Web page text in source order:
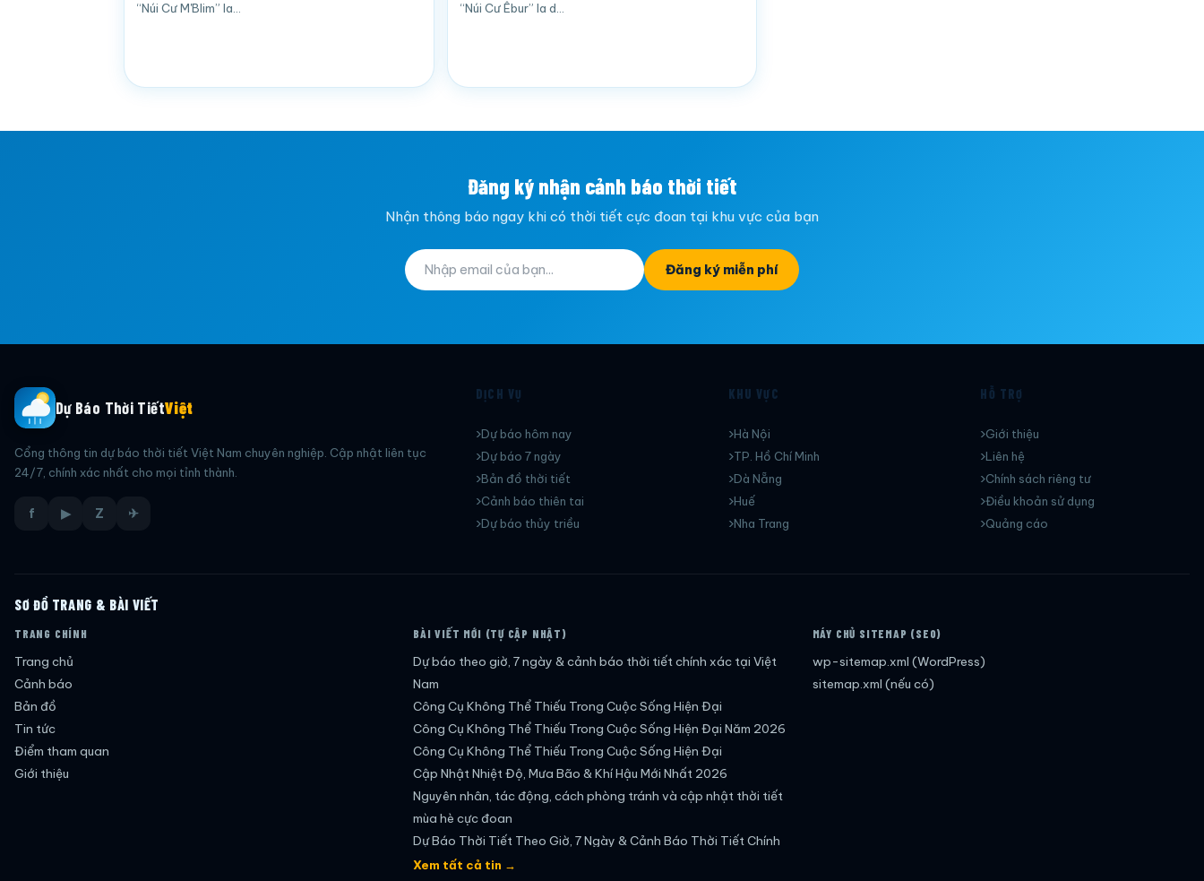
“Núi Cư M'Blim” la… “Núi Cư Êbur” la d…
Đăng ký nhận cảnh báo thời tiết
Nhận thông báo ngay khi có thời tiết cực đoan tại khu vực của bạn
Đăng ký miễn phí
Dự Báo Thời TiếtViệt
Cổng thông tin dự báo thời tiết Việt Nam chuyên nghiệp. Cập nhật liên tục
24/7, chính xác nhất cho mọi tỉnh thành.
f ▶ Z ✈
DỊCH VỤ
Dự báo hôm nay
Dự báo 7 ngày
Bản đồ thời tiết
Cảnh báo thiên tai
Dự báo thủy triều
KHU VỰC
Hà Nội
TP. Hồ Chí Minh
Dà Nẵng
Huế
Nha Trang
HỖ TRỢ
Giới thiệu
Liên hệ
Chính sách riêng tư
Điều khoản sử dụng
Quảng cáo
SƠ ĐỒ TRANG & BÀI VIẾT
TRANG CHÍNH
Trang chủ
Cảnh báo
Bản đồ
Tin tức
Điểm tham quan
Giới thiệu
BÀI VIẾT MỚI (TỰ CẬP NHẬT)
Dự báo theo giờ, 7 ngày & cảnh báo thời tiết chính xác tại Việt
Nam
Công Cụ Không Thể Thiếu Trong Cuộc Sống Hiện Đại
Công Cụ Không Thể Thiếu Trong Cuộc Sống Hiện Đại Năm 2026
Công Cụ Không Thể Thiếu Trong Cuộc Sống Hiện Đại
Cập Nhật Nhiệt Độ, Mưa Bão & Khí Hậu Mới Nhất 2026
Nguyên nhân, tác động, cách phòng tránh và cập nhật thời tiết
mùa hè cực đoan
Dự Báo Thời Tiết Theo Giờ, 7 Ngày & Cảnh Báo Thời Tiết Chính
Xác Nhất
Xem tất cả tin →
MÁY CHỦ SITEMAP (SEO)
wp-sitemap.xml (WordPress)
sitemap.xml (nếu có)